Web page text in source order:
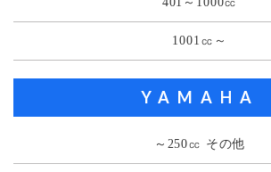
1001㏄～
YAMAHA
～250㏄ その他